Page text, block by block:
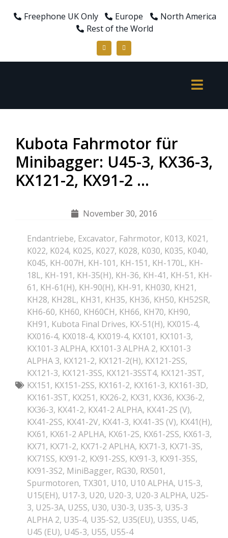
Freephone UK Only Europe
North America
Rest of the World
Kubota Fahrmotor für
Minibagger: U45-3, KX36-3,
KX121-2, KX91-2 …
November 30, 2016
Endantriebe, Excavator, Fahrmotor, K013, K021,
K022, K024, K025, K027, K028, K030, K035, K040,
K045, KH-007H, KH-101, KH-151, KH-170L, KH-
18L, KH-191, KH-35(H), KH-36, KH-41, KH-51, KH-
61, KH-61(H), KH-90(H), KH-91, KH030, KH21,
KH28, KH28L, KH31, KH35, KH36, KH50, KH52SR,
KH6-60, KH60, KH60CH, KH66, KH70, KH90,
KH91, Kubota Final Drives, KX-51(H), KX015-4,
KX016-4, KX018-4, KX019-4, KX101, KX101-3,
KX101-3 ALPHA, KX101-3 ALPHA 2, KX101-3
ALPHA 3, KX121-2, KX121-2(H), KX121-2SS,
KX121-3, KX121-3SS, KX121-3SST4, KX121-3ST,
KX151, KX151-2SS, KX161-2, KX161-3, KX161-3D,
KX161-3ST, KX251, KX26-2, KX31, KX36, KX36-2,
KX36-3, KX41-2, KX41-2 ALPHA, KX41-2S (V),
KX41-2SS, KX41-2V, KX41-3, KX41-3S (V), KX41(H),
KX61, KX61-2 APLHA, KX61-2S, KX61-2SS, KX61-3,
KX71, KX71-2, KX71-2 APLHA, KX71-3, KX71-3S,
KX71SS, KX91-2, KX91-2SS, KX91-3, KX91-35S,
KX91-3S2, MiniBagger, RG30, RX501,
Spurmotoren, TX301, U10, U10 ALPHA, U15-3,
U15(EH), U17-3, U20, U20-3, U20-3 ALPHA, U25-
3, U25-3A, U25S, U30, U30-3, U35-3, U35-3
ALPHA 2, U35-4, U35-S2, U35(EU), U35S, U45,
U45 (EU), U45-3, U55, U55-4